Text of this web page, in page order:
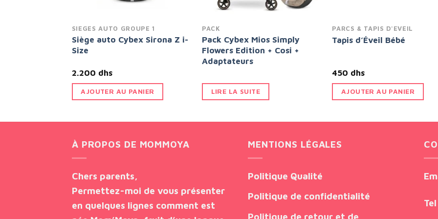
SIEGES AUTO GROUPE 1
Siège auto Cybex Sirona Z i-
Size
2.200 dhs
AJOUTER AU PANIER
PACK
Pack Cybex Mios Simply
Flowers Edition + Cosi +
Adaptateurs
LIRE LA SUITE
PARCS & TAPIS D'EVEIL
Tapis d’Éveil Bébé
450 dhs
AJOUTER AU PANIER
À PROPOS DE MOMMOYA
Chers parents,
Permettez-moi de vous présenter
en quelques lignes comment est
MENTIONS LÉGALES
Politique Qualité
Politique de confidentialité
Politique de retour et de
Tel